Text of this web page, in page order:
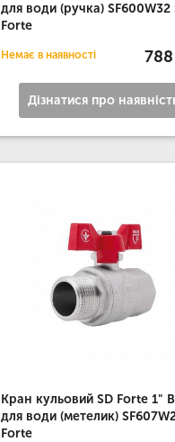
для води (ручка) SF600W32
Forte
Немає в наявності
Дізнатися про
Кран кульовий SD Forte 1"
для води (метелик)
Forte